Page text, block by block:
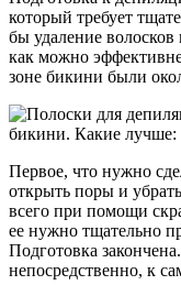
который требует
бы удаление
как можно
зоне бикини были
Первое, что нужно
открыть поры и
всего при помощи
ее нужно тщательно
Подготовка
непосредственно, к